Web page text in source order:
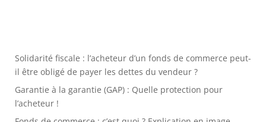
Solidarité fiscale : l’acheteur d’un fonds de commerce peut-
il être obligé de payer les dettes du vendeur ?
Garantie à la garantie (GAP) : Quelle protection pour
l’acheteur !